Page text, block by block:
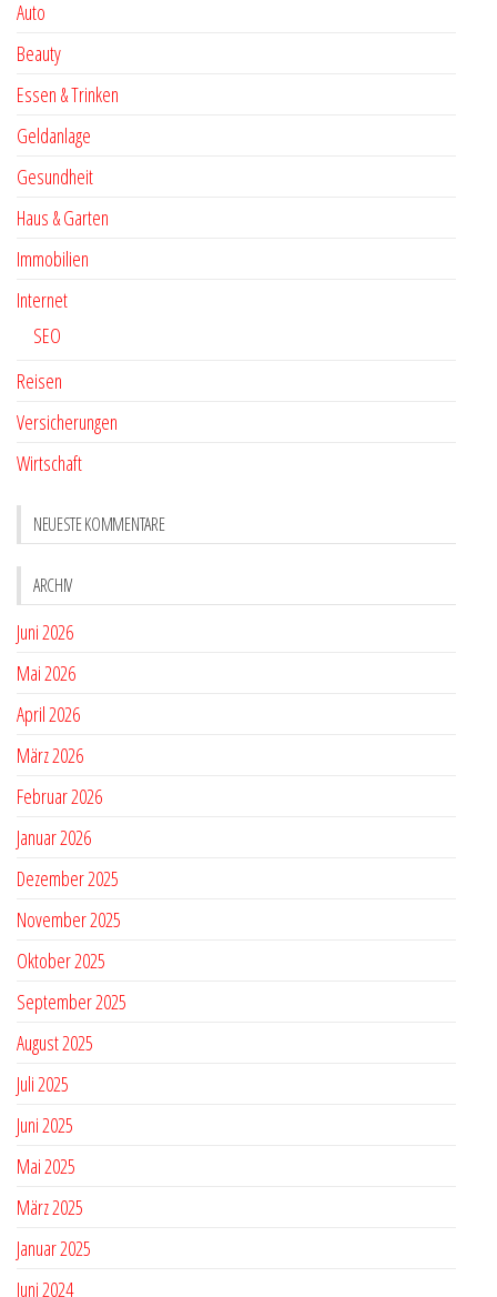
Auto
Beauty
Essen & Trinken
Geldanlage
Gesundheit
Haus & Garten
Immobilien
Internet
SEO
Reisen
Versicherungen
Wirtschaft
NEUESTE KOMMENTARE
ARCHIV
Juni 2026
Mai 2026
April 2026
März 2026
Februar 2026
Januar 2026
Dezember 2025
November 2025
Oktober 2025
September 2025
August 2025
Juli 2025
Juni 2025
Mai 2025
März 2025
Januar 2025
Juni 2024